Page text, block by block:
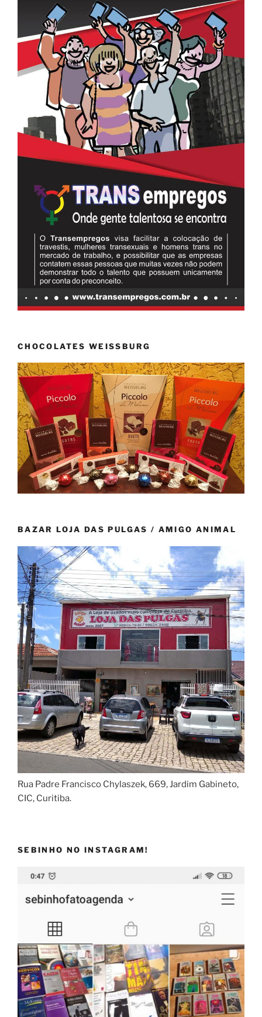
CHOCOLATES WEISSBURG
BAZAR LOJA DAS PULGAS / AMIGO ANIMAL
Rua Padre Francisco Chylaszek, 669, Jardim Gabineto,
CIC, Curitiba.
SEBINHO NO INSTAGRAM!